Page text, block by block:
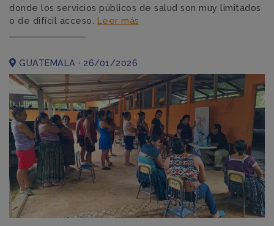
donde los servicios públicos de salud son muy limitados
o de difícil acceso. Leer más
GUATEMALA · 26/01/2026